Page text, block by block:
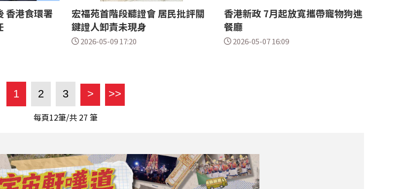
香港食環署
宏福苑首階段聽證會 居民批評關
鍵證人卸責未現身
2026-05-09 17:20
香港新政 7月起放寬攜帶寵物狗進
餐廳
2026-05-07 16:09
1 2 3 > >>
每頁12筆/共 27 筆